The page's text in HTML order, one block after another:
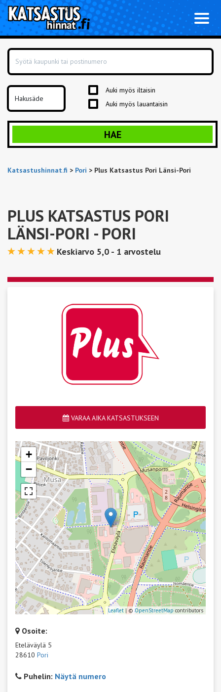
Auki myös iltaisin
Auki myös lauantaisin
HAE
Katsastushinnat.fi > Pori > Plus Katsastus Pori Länsi-Pori
PLUS KATSASTUS PORI
LÄNSI-PORI - PORI
Keskiarvo 5,0 - 1 arvostelu
VARAA AIKA KATSASTUKSEEN
+
−
Leaflet | ©OpenStreetMap contributors
Osoite:
Eteläväylä 5
28610 Pori
Puhelin: Näytä numero